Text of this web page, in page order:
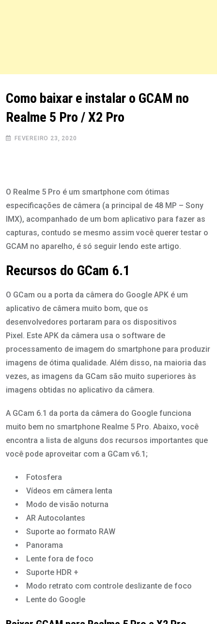
Como baixar e instalar o GCAM no
Realme 5 Pro / X2 Pro
FEVEREIRO 23, 2020
O Realme 5 Pro é um smartphone com ótimas
especificações de câmera (a principal de 48 MP – Sony
IMX), acompanhado de um bom aplicativo para fazer as
capturas, contudo se mesmo assim você querer testar o
GCAM no aparelho, é só seguir lendo este artigo.
Recursos do GCam 6.1
O GCam ou a porta da câmera do Google APK é um
aplicativo de câmera muito bom, que os
desenvolvedores portaram para os dispositivos
Pixel. Este APK da câmera usa o software de
processamento de imagem do smartphone para produzir
imagens de ótima qualidade. Além disso, na maioria das
vezes, as imagens da GCam são muito superiores às
imagens obtidas no aplicativo da câmera.
A GCam 6.1 da porta da câmera do Google funciona
muito bem no smartphone Realme 5 Pro. Abaixo, você
encontra a lista de alguns dos recursos importantes que
você pode aproveitar com a GCam v6.1;
Fotosfera
Vídeos em câmera lenta
Modo de visão noturna
AR Autocolantes
Suporte ao formato RAW
Panorama
Lente fora de foco
Suporte HDR +
Modo retrato com controle deslizante de foco
Lente do Google